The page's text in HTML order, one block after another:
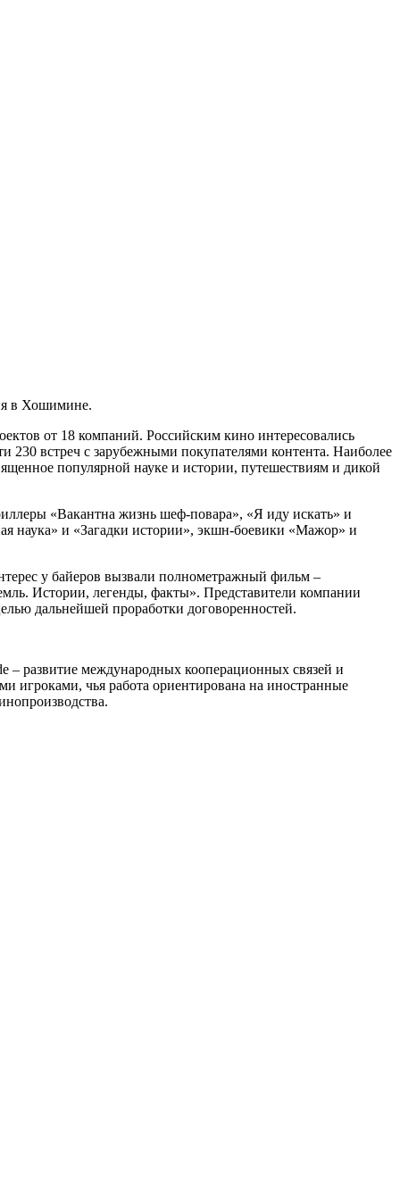
в Хошимине.
от 18 компаний. Российским кино интересовались
встреч с зарубежными покупателями контента. Наиболее
популярной науке и истории, путешествиям и дикой
«Вакантна жизнь шеф-повара», «Я иду искать» и
наука» и «Загадки истории», экшн-боевики «Мажор» и
у байеров вызвали полнометражный фильм –
Истории, легенды, факты». Представители компании
дальнейшей проработки договоренностей.
– развитие международных кооперационных связей и
игроками, чья работа ориентирована на иностранные